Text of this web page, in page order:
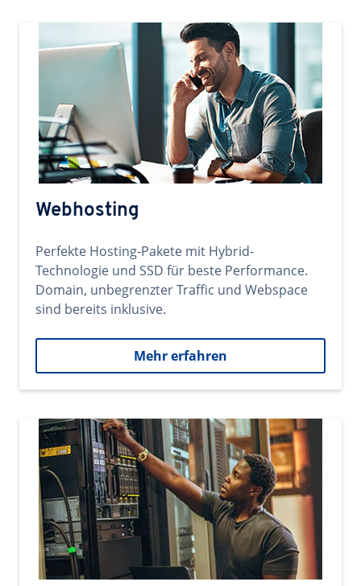
Webhosting
Perfekte Hosting-Pakete mit Hybrid-
Technologie und SSD für beste Performance.
Domain, unbegrenzter Traffic und Webspace
sind bereits inklusive.
Mehr erfahren